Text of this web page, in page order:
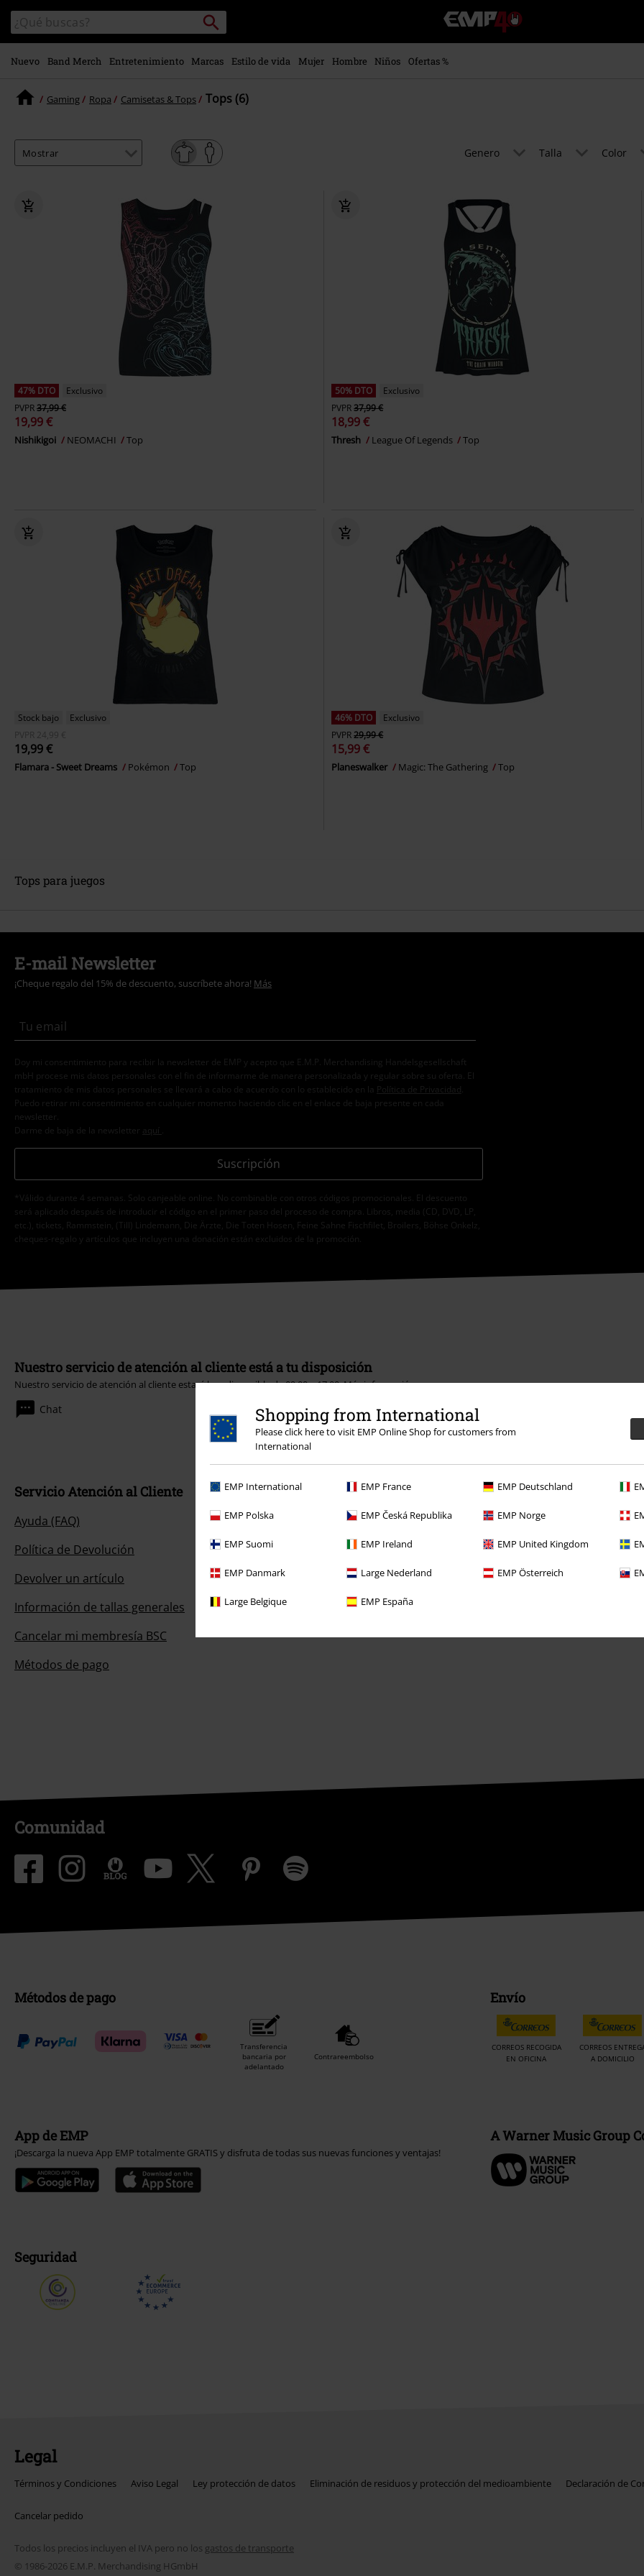
Shopping from International
Please click here to visit EMP Online Shop for customers from
International
EMP International EMP France EMP Deutschland
EMP Polska EMP Česká Republika EMP Norge
EMP Suomi EMP Ireland EMP United Kingdom
EMP Danmark Large Nederland EMP Österreich
Large Belgique EMP España
contenido
principal
Buscar
en
el
catálogo
Buscar
EMP
-
Música,
Alternativa
Nuevo Band Merch Entretenimiento Marcas Estilo de vida Mujer Hombre Niños Ofertas %
Gaming Ropa Camisetas & Tops Tops (6)
Genero Talla Color
47% DTO
Exclusivo
PVPR37,99 €
19,99 €
Nishikigoi NEOMACHI Top
50% DTO
Exclusivo
PVPR37,99 €
18,99 €
Thresh League Of Legends Top
Stock bajo
Exclusivo
PVPR 24,99 €
19,99 €
Flamara - Sweet Dreams Pokémon Top
46% DTO
Exclusivo
PVPR29,99 €
15,99 €
Planeswalker Magic: The Gathering Top
Tops para juegos
E-mail Newsletter
¡Cheque regalo del 15% de descuento, suscríbete ahora! Más
Doy mi consentimiento para recibir la newsletter de EMP y acepto que E.M.P. Merchandising Handelsgesellschaft
mbH procese mis datos personales con el fin de informarme de manera personalizada y regular sobre su oferta. El
tratamiento de mis datos personales se llevará a cabo de acuerdo con lo establecido en la
Política de Privacidad
Puedo retirar mi consentimiento en cualquier momento haciendo clic en el enlace de baja presente en cada
newsletter.
Darme de baja de la newsletter
aquí
Suscripción
*Válido durante 4 semanas. Solo canjeable online. No combinable con otros códigos promocionales. El descuento
será aplicado después de introducir el código en el primer paso del proceso de compra. Libros, media (CD, DVD, LP,
etc.), tickets, Rammstein, (Till) Lindemann, Die Ärzte, Die Toten Hosen, Feine Sahne Fischfilet, Broilers, Böhse Onkelz,
cheques-regalo y artículos que incluyen una donación están excluidos de la promoción.
Nuestro servicio de atención al cliente está a tu disposición
Nuestro servicio de atención al cliente estará hoy disponible de 09:00 a 17:00.Más información
Chat
Servicio Atención al Cliente
Ayuda (FAQ)
Política de Devolución
Devolver un artículo
Información de tallas generales
Cancelar mi membresía BSC
Métodos de pago
Descuentos para ti
Concursos
Cheques Regalo
Descuento para estudiantes
EMP Backstage Club
Comunidad
Métodos de pago
Transferencia
bancaria por
adelantado
Contrareembolso
Envío
CORREOS RECOGIDA
EN OFICINA
CORREOS
A DOMICILIO
App de EMP
¡Descarga la nueva App EMP totalmente GRATIS y disfruta de todas sus nuevas funciones y ventajas!
A Warner Music Group
Seguridad
Legal
Términos y Condiciones Aviso Legal Ley protección de datos Eliminación de residuos y protección del medioambiente Declaración de
Cancelar pedido
Todos los precios incluyen el IVA pero no los gastos de transporte
© 1986-2026 E.M.P. Merchandising HGmbH